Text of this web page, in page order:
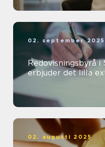
02. september 2025
Redovisningsbyrå
erbjuder det lilla
02. augusti 2025